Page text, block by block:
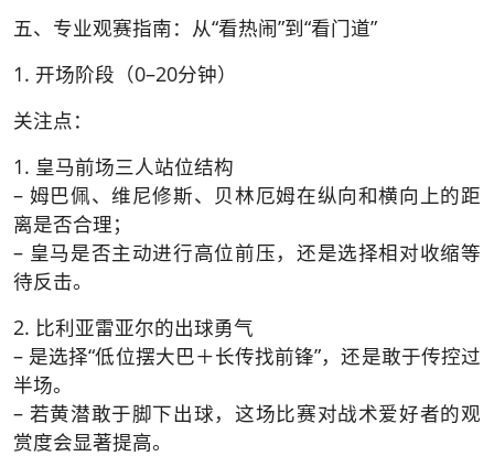
五、专业观赛指南：从“看热闹”到“看门道”
1. 开场阶段（0–20分钟）
关注点：
1. 皇马前场三人站位结构
– 姆巴佩、维尼修斯、贝林厄姆在纵向和横向上的距
离是否合理；
– 皇马是否主动进行高位前压，还是选择相对收缩等
待反击。
2. 比利亚雷亚尔的出球勇气
– 是选择“低位摆大巴＋长传找前锋”，还是敢于传控过
半场。
– 若黄潜敢于脚下出球，这场比赛对战术爱好者的观
赏度会显著提高。